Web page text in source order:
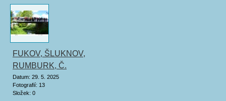
FUKOV, ŠLUKNOV,
RUMBURK, Č.
KAMENICE, STŘEKOV,
DUCHCOV, OSEK
Datum: 29. 5. 2025
Fotografií: 13
Složek: 0